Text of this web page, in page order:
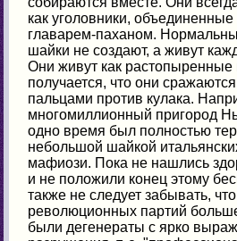
как уголовники,
главарем-паханом.
шайки не создают, а живут
Они живут как растопыренные
получается, что они
пальцами против кулака.
многомиллионный пригород
одно время был полностью
небольшой шайкой
мафиози. Пока не нашлись
и не положили конец этому
также не следует забывать,
революционных партий
были дегенераты с ярко